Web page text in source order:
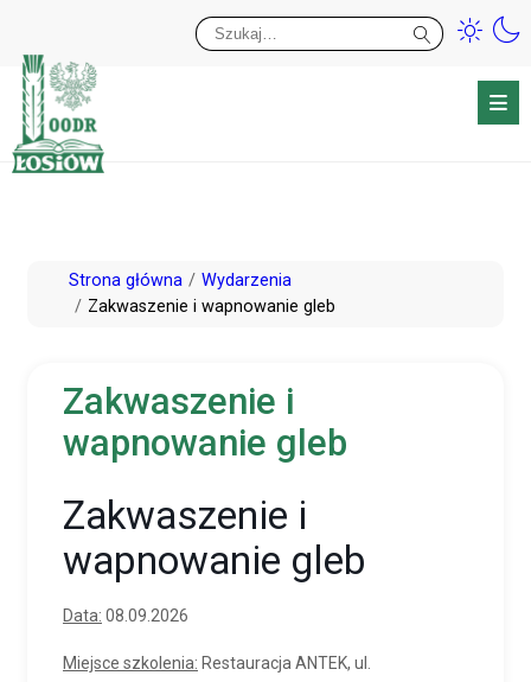
PrzejdźStrona główna
Wydarzenia
Zakwaszenie i wapnowanie gleb
Zakwaszenie i
wapnowanie gleb
Zakwaszenie i
wapnowanie gleb
Data: 08.09.2026
Miejsce szkolenia: Restauracja ANTEK, ul.